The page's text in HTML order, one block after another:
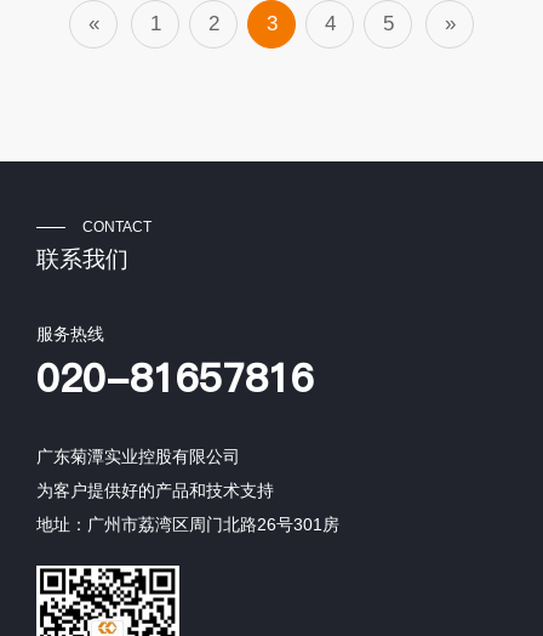
« 1 2 3 4 5 »
CONTACT
联系我们
服务热线
020-81657816
广东菊潭实业控股有限公司
为客户提供好的产品和技术支持
地址：广州市荔湾区周门北路26号301房